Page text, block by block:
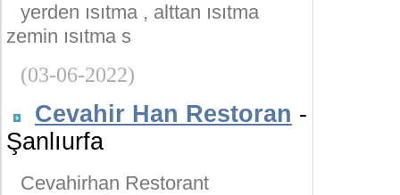
yerden ısıtma , alttan ısıtma
zemin ısıtma s
(03-06-2022)
Cevahir Han Restoran -
Şanlıurfa
Cevahirhan Restorant